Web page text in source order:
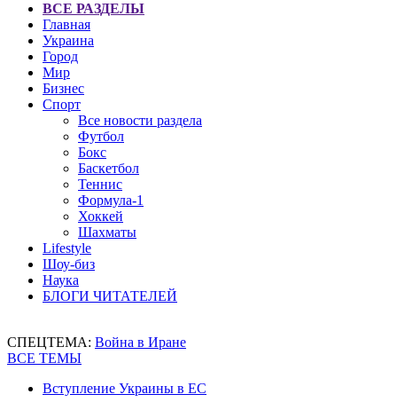
ВСЕ РАЗДЕЛЫ
Главная
Украина
Город
Мир
Бизнес
Спорт
Все новости раздела
Футбол
Бокс
Баскетбол
Теннис
Формула-1
Хоккей
Шахматы
Lifestyle
Шоу-биз
Наука
БЛОГИ ЧИТАТЕЛЕЙ
СПЕЦТЕМА: Война в Иране
ВСЕ ТЕМЫ
Вступление Украины в ЕС